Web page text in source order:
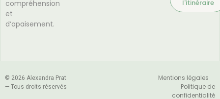
compréhension
et
d’apaisement.
l'itinéraire
© 2026 Alexandra Prat
— Tous droits réservés
Mentions légales
Politique de
confidentialité